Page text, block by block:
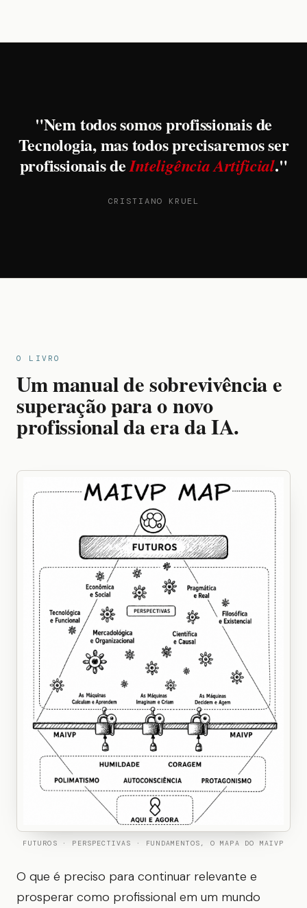
"Nem todos somos profissionais de
Tecnologia, mas todos precisaremos ser
profissionais deInteligência Artificial."
CRISTIANO KRUEL
O LIVRO
Um manual de sobrevivência e
superação para o novo
profissional da era da IA.
FUTUROS · PERSPECTIVAS · FUNDAMENTOS, O MAPA DO MAIVP
O que é preciso para continuar relevante e
prosperar como profissional em um mundo